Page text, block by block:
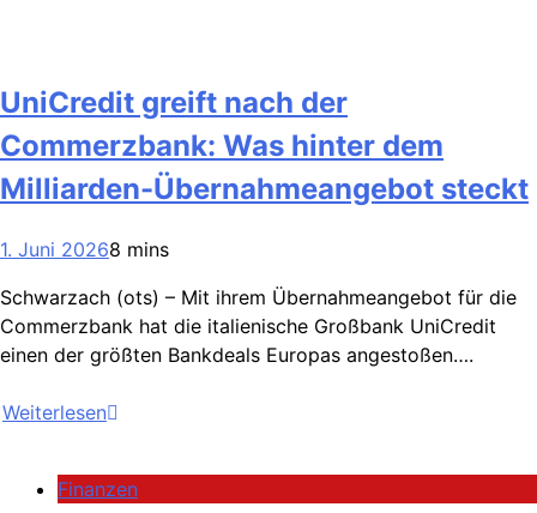
UniCredit greift nach der
Commerzbank: Was hinter dem
Milliarden-Übernahmeangebot steckt
1. Juni 20268 mins
Schwarzach (ots) – Mit ihrem Übernahmeangebot für die
Commerzbank hat die italienische Großbank UniCredit
einen der größten Bankdeals Europas angestoßen….
Weiterlesen
Finanzen